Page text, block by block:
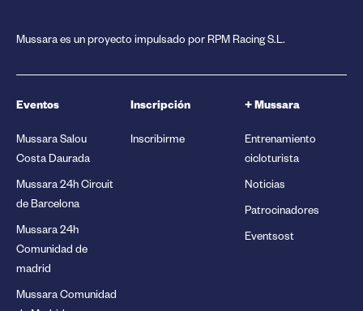
Mussara es un proyecto impulsado por RPM Racing S.L.
Eventos
Mussara Salou
Costa Daurada
Mussara 24h Circuit
de Barcelona
Mussara 24h
Comunidad de
madrid
Mussara Comunidad
Inscripción
Inscribirme
+ Mussara
Entrenamiento
cicloturista
Noticias
Patrocinadores
Eventsost